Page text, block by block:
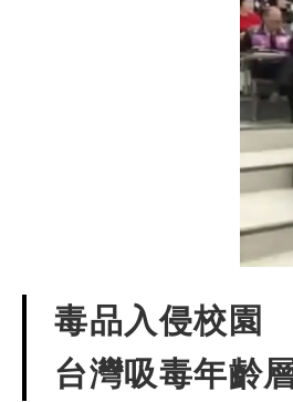
毒品入侵校園
台灣吸毒年齡